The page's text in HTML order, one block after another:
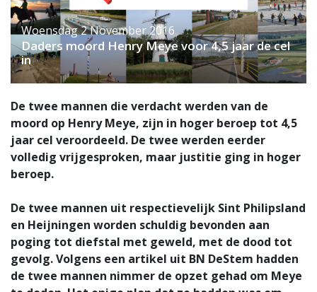
Woensdag 2 November 2016
Daders moord Henry Meye voor 4,5 jaar de cel
in
De twee mannen die verdacht werden van de
moord op Henry Meye, zijn in hoger beroep tot 4,5
jaar cel veroordeeld. De twee werden eerder
volledig vrijgesproken, maar justitie ging in hoger
beroep.
De twee mannen uit respectievelijk Sint Philipsland
en Heijningen worden schuldig bevonden aan
poging tot diefstal met geweld, met de dood tot
gevolg. Volgens een artikel uit BN DeStem hadden
de twee mannen nimmer de opzet gehad om Meye